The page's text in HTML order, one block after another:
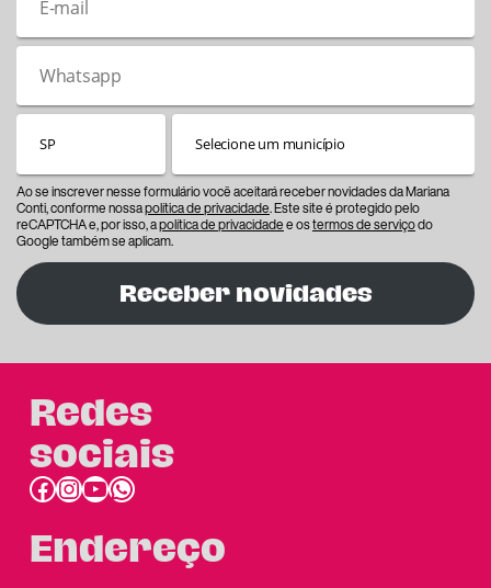
Ao se inscrever nesse formulário você aceitará receber novidades da Mariana
Conti, conforme nossapolítica de privacidade. Este site é protegido pelo
reCAPTCHA e, por isso, apolítica de privacidadee ostermos de serviçodo
Google também se aplicam.
Receber novidades
Redes
sociais
Facebook InstagramYoutube link do whatsapp
Endereço